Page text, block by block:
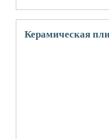
Керамическая